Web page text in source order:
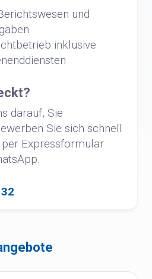
und
inklusive
darauf, Sie
Sie sich schnell
Expressformular